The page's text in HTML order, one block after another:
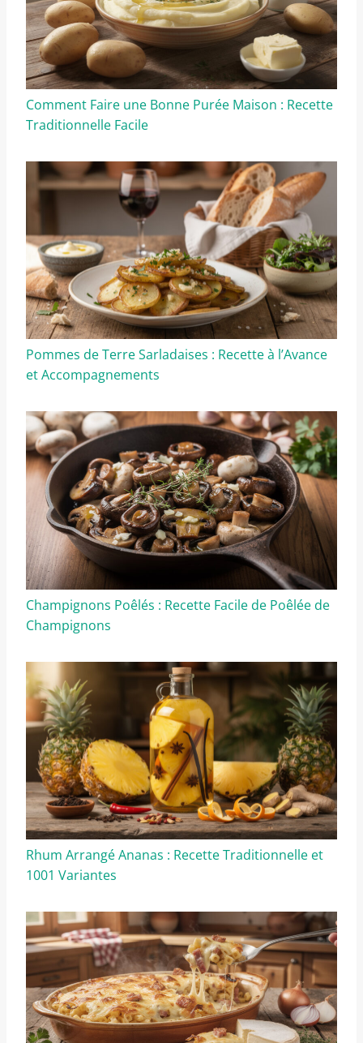
Comment Faire une Bonne Purée Maison : Recette
Traditionnelle Facile
Pommes de Terre Sarladaises : Recette à l’Avance
et Accompagnements
Champignons Poêlés : Recette Facile de Poêlée de
Champignons
Rhum Arrangé Ananas : Recette Traditionnelle et
1001 Variantes